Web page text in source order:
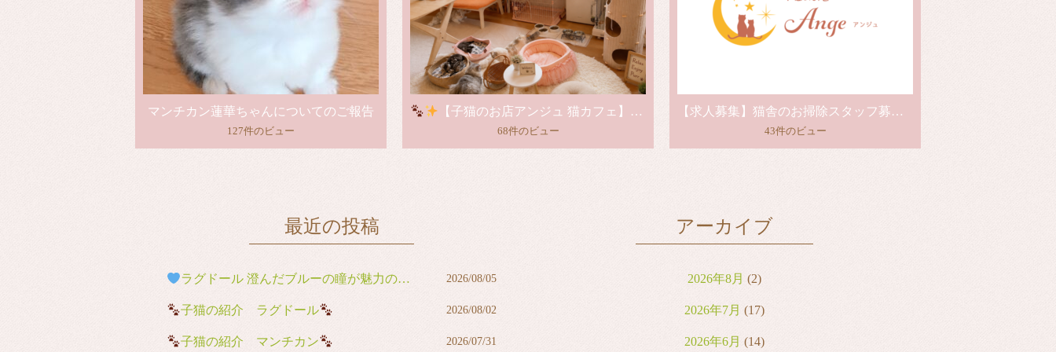
マンチカン蓮華ちゃんについてのご報告
127件のビュー
【子猫のお店アンジュ 猫カフェ】グランドオープンのお知らせ
68件のビュー
【求人募集】猫舎のお掃除スタッフ募集中！
43件のビュー
最近の投稿
ラグドール 澄んだブルーの瞳が魅力の男の子 2026/08/05
子猫の紹介 ラグドール 2026/08/02
子猫の紹介 マンチカン 2026/07/31
アーカイブ
2026年8月 (2)
2026年7月 (17)
2026年6月 (14)